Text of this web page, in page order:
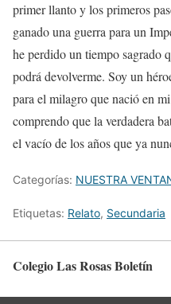
primer llanto y los primeros
ganado una guerra para un
he perdido un tiempo sagrado
podrá devolverme. Soy un
para el milagro que nació en
comprendo que la verdadera
el vacío de los años que ya
Categorías: NUESTRA
Etiquetas: Relato, Secundaria
Colegio Las Rosas Boletín